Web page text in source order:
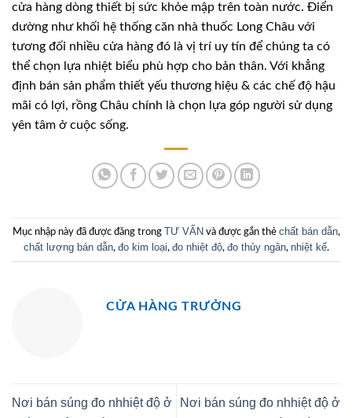
cửa hàng dòng thiết bị sức khỏe mập trên toàn nước. Điển
dường như khối hệ thống căn nhà thuốc Long Châu với
tương đối nhiều cửa hàng đó là vị trí uy tín để chúng ta có
thể chọn lựa nhiệt biểu phù hợp cho bản thân. Với khẳng
định bán sản phẩm thiết yếu thương hiệu & các chế độ hậu
mãi có lợi, rồng Châu chính là chọn lựa góp người sử dụng
yên tâm ở cuộc sống.
Mục nhập này đã được đăng trong TƯ VẤN và được gắn thẻ chất bán dẫn,
chất lượng bán dẫn, đo kim loại, đo nhiệt độ, đo thủy ngân, nhiệt kế.
CỬA HÀNG TRƯỞNG
Nơi bán súng đo nhhiệt độ ở
Nơi bán súng đo nhhiệt độ ở